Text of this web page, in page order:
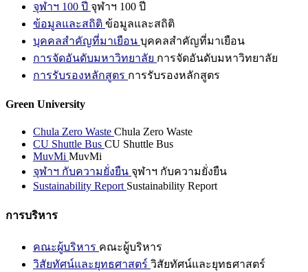
จุฬาฯ 100 ปี จุฬาฯ 100 ปี
ข้อมูลและสถิติ ข้อมูลและสถิติ
บุคคลสำคัญที่มาเยือน บุคคลสำคัญที่มาเยือน
การจัดอันดับมหาวิทยาลัย การจัดอันดับมหาวิทยาลัย
การรับรองหลักสูตร การรับรองหลักสูตร
Green University
Chula Zero Waste Chula Zero Waste
CU Shuttle Bus CU Shuttle Bus
MuvMi MuvMi
จุฬาฯ กับความยั่งยืน จุฬาฯ กับความยั่งยืน
Sustainability Report Sustainability Report
การบริหาร
คณะผู้บริหาร คณะผู้บริหาร
วิสัยทัศน์และยุทธศาสตร์ วิสัยทัศน์และยุทธศาสตร์